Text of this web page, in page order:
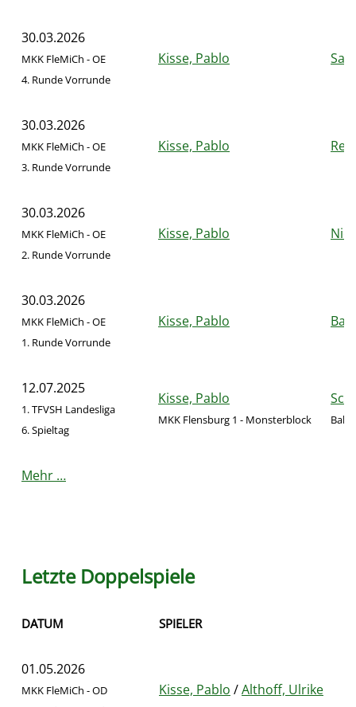
30.03.2026
MKK FleMiCh - OE
4. Runde Vorrunde
Kisse, Pablo
30.03.2026
MKK FleMiCh - OE
3. Runde Vorrunde
Kisse, Pablo
30.03.2026
MKK FleMiCh - OE
2. Runde Vorrunde
Kisse, Pablo
30.03.2026
MKK FleMiCh - OE
1. Runde Vorrunde
Kisse, Pablo
12.07.2025
1. TFVSH Landesliga
6. Spieltag
Kisse, Pablo
MKK Flensburg 1 - Monsterblock
Mehr …
Letzte Doppelspiele
DATUM SPIELER
01.05.2026
MKK FleMiCh - OD
Kisse, Pablo /Althoff, Ulrike